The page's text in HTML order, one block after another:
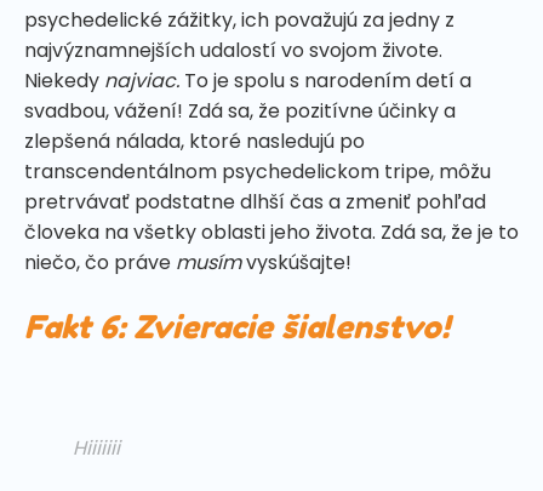
psychedelické zážitky, ich považujú za jedny z
najvýznamnejších udalostí vo svojom živote.
Niekedy najviac. To je spolu s narodením detí a
svadbou, vážení! Zdá sa, že pozitívne účinky a
zlepšená nálada, ktoré nasledujú po
transcendentálnom psychedelickom tripe, môžu
pretrvávať podstatne dlhší čas a zmeniť pohľad
človeka na všetky oblasti jeho života. Zdá sa, že je to
niečo, čo práve musímvyskúšajte!
Fakt 6: Zvieracie šialenstvo!
Hiiiiiii